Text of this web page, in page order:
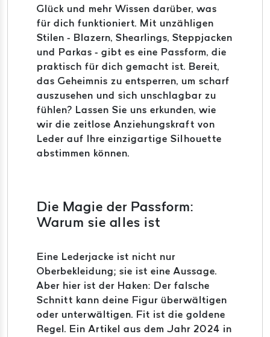
Glück und mehr Wissen darüber, was
für dich funktioniert. Mit unzähligen
Stilen - Blazern, Shearlings, Steppjacken
und Parkas - gibt es eine Passform, die
praktisch für dich gemacht ist. Bereit,
das Geheimnis zu entsperren, um scharf
auszusehen und sich unschlagbar zu
fühlen? Lassen Sie uns erkunden, wie
wir die zeitlose Anziehungskraft von
Leder auf Ihre einzigartige Silhouette
abstimmen können.
Die Magie der Passform:
Warum sie alles ist
Eine Lederjacke ist nicht nur
Oberbekleidung; sie ist eine Aussage.
Aber hier ist der Haken: Der falsche
Schnitt kann deine Figur überwältigen
oder unterwältigen. Fit ist die goldene
Regel. Ein Artikel aus dem Jahr 2024 in